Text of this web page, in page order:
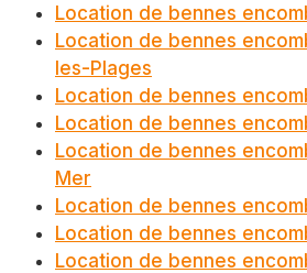
Location de bennes
Location de bennes
les-Plages
Location de bennes
Location de bennes
Location de bennes
Mer
Location de bennes
Location de bennes
Location de bennes